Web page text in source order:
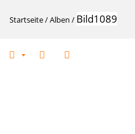
Startseite/Alben / Bild1089